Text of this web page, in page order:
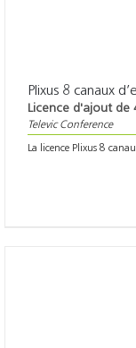
Plixus 8 canaux
Licence d'ajout de
Televic Conference
La licence Plixus 8